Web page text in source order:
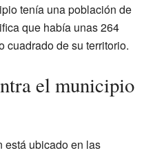
tenía una población de
que había unas 264
cuadrado de su territorio.
el municipio
está ubicado en las